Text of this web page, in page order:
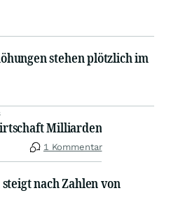
stehen plötzlich im
Milliarden
1 Kommentar
nach Zahlen von